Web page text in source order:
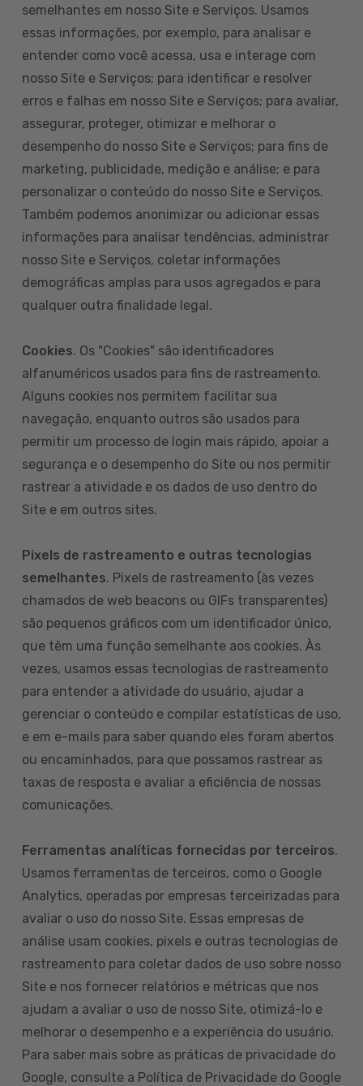
semelhantes em nosso Site e Serviços. Usamos
essas informações, por exemplo, para analisar e
entender como você acessa, usa e interage com
nosso Site e Serviços; para identificar e resolver
erros e falhas em nosso Site e Serviços; para avaliar,
assegurar, proteger, otimizar e melhorar o
desempenho do nosso Site e Serviços; para fins de
marketing, publicidade, medição e análise; e para
personalizar o conteúdo do nosso Site e Serviços.
Também podemos anonimizar ou adicionar essas
informações para analisar tendências, administrar
nosso Site e Serviços, coletar informações
demográficas amplas para usos agregados e para
qualquer outra finalidade legal.
Cookies. Os "Cookies" são identificadores
alfanuméricos usados para fins de rastreamento.
Alguns cookies nos permitem facilitar sua
navegação, enquanto outros são usados para
permitir um processo de login mais rápido, apoiar a
segurança e o desempenho do Site ou nos permitir
rastrear a atividade e os dados de uso dentro do
Site e em outros sites.
Pixels de rastreamento e outras tecnologias
semelhantes. Pixels de rastreamento (às vezes
chamados de web beacons ou GIFs transparentes)
são pequenos gráficos com um identificador único,
que têm uma função semelhante aos cookies. Às
vezes, usamos essas tecnologias de rastreamento
para entender a atividade do usuário, ajudar a
gerenciar o conteúdo e compilar estatísticas de uso,
e em e-mails para saber quando eles foram abertos
ou encaminhados, para que possamos rastrear as
taxas de resposta e avaliar a eficiência de nossas
comunicações.
Ferramentas analíticas fornecidas por terceiros.
Usamos ferramentas de terceiros, como o Google
Analytics, operadas por empresas terceirizadas para
avaliar o uso do nosso Site. Essas empresas de
análise usam cookies, pixels e outras tecnologias de
rastreamento para coletar dados de uso sobre nosso
Site e nos fornecer relatórios e métricas que nos
ajudam a avaliar o uso de nosso Site, otimizá-lo e
melhorar o desempenho e a experiência do usuário.
Para saber mais sobre as práticas de privacidade do
Google, consulte a Política de Privacidade do Google